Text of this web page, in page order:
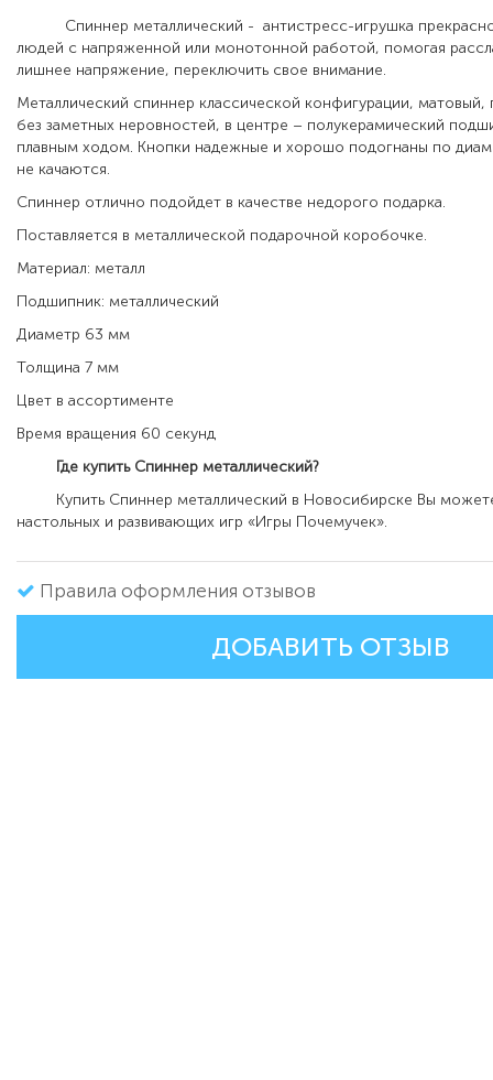
Спиннер металлический - антистресс-игрушка прекрасно
людей с напряженной или монотонной работой, помогая
лишнее напряжение, переключить свое внимание.
Металлический спиннер классической конфигурации, матовый,
без заметных неровностей, в центре – полукерамический
плавным ходом. Кнопки надежные и хорошо подогнаны по
не качаются.
Спиннер отлично подойдет в качестве недорого подарка.
Поставляется в металлической подарочной коробочке.
Материал: металл
Подшипник: металлический
Диаметр 63 мм
Толщина 7 мм
Цвет в ассортименте
Время вращения 60 секунд
Где купить Спиннер металлический?
Купить Спиннер металлический в Новосибирске Вы
настольных и развивающих игр «Игры Почемучек».
Правила оформления отзывов
ДОБАВИТЬ ОТЗЫВ